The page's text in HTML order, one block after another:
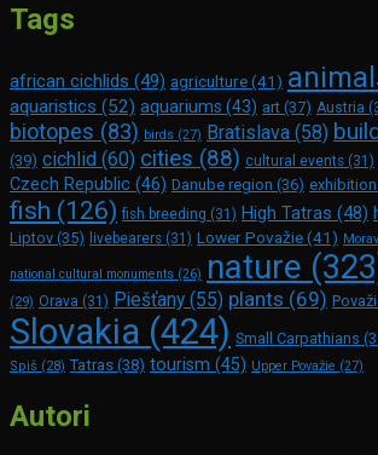
Tags
african cichlids (49) agriculture(41)
aquaristics (52) aquariums (43) art (37) Austria
biotopes (83) birds (27) Bratislava (58)
(39) cichlid (60) cities (88) cultural events (31)
Czech Republic (46) Danube region (36)
fish (126) fish breeding (31) High Tatras (48)
Liptov (35) livebearers (31) Lower Považie(41)
national cultural monuments (26) nature
(29) Orava (31) Piešťany (55) plants (69)
Slovakia (424) Small Carpathians
Spiš (28) Tatras (38) tourism (45) Upper Považie (27)
Autori